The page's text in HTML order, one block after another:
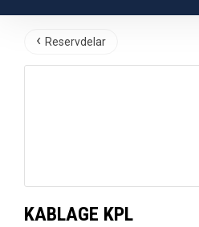
Reservdelar
KABLAGE KPL